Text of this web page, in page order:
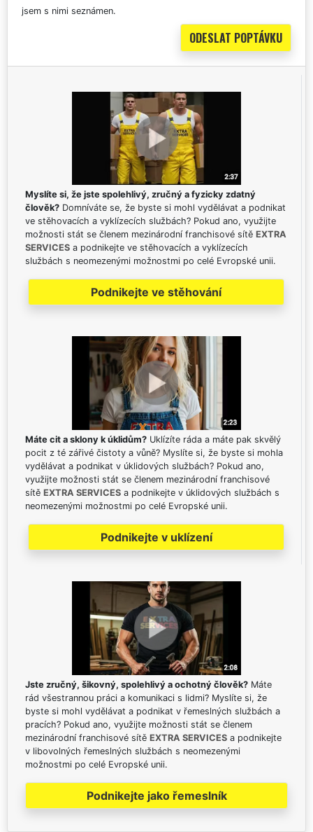
jsem s nimi seznámen.
Myslíte si, že jste spolehlivý, zručný a fyzicky zdatný
člověk? Domníváte se, že byste si mohl vydělávat a podnikat
ve stěhovacích a vyklízecích službách? Pokud ano, využijte
možnosti stát se členem mezinárodní franchisové sítě EXTRA
SERVICES a podnikejte ve stěhovacích a vyklízecích
službách s neomezenými možnostmi po celé Evropské unii.
Podnikejte ve stěhování
Máte cit a sklony k úklidům? Uklízíte ráda a máte pak skvělý
pocit z té zářivé čistoty a vůně? Myslíte si, že byste si mohla
vydělávat a podnikat v úklidových službách? Pokud ano,
využijte možnosti stát se členem mezinárodní franchisové
sítě EXTRA SERVICES a podnikejte v úklidových službách s
neomezenými možnostmi po celé Evropské unii.
Podnikejte v uklízení
Jste zručný, šikovný, spolehlivý a ochotný člověk? Máte
rád všestrannou práci a komunikaci s lidmi? Myslíte si, že
byste si mohl vydělávat a podnikat v řemeslných službách a
pracích? Pokud ano, využijte možnosti stát se členem
mezinárodní franchisové sítě EXTRA SERVICES a podnikejte
v libovolných řemeslných službách s neomezenými
možnostmi po celé Evropské unii.
Podnikejte jako řemeslník